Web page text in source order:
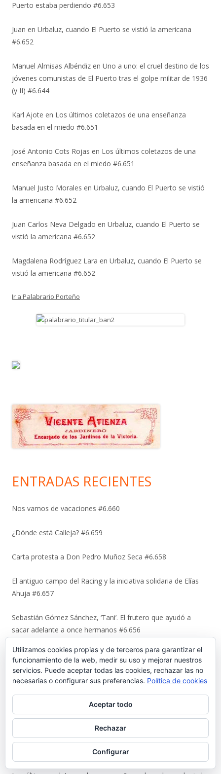
Puerto estaba perdiendo #6.653
Juan en Urbaluz, cuando El Puerto se vistió la americana
#6.652
Manuel Almisas Albéndiz en Uno a uno: el cruel destino de los
jóvenes comunistas de El Puerto tras el golpe militar de 1936
(y II) #6.644
Karl Ajote en Los últimos coletazos de una enseñanza
basada en el miedo #6.651
José Antonio Cots Rojas en Los últimos coletazos de una
enseñanza basada en el miedo #6.651
Manuel Justo Morales en Urbaluz, cuando El Puerto se vistió
la americana #6.652
Juan Carlos Neva Delgado en Urbaluz, cuando El Puerto se
vistió la americana #6.652
Magdalena Rodríguez Lara en Urbaluz, cuando El Puerto se
vistió la americana #6.652
Ir a Palabrario Porteño
ENTRADAS RECIENTES
Nos vamos de vacaciones #6.660
¿Dónde está Calleja? #6.659
Carta protesta a Don Pedro Muñoz Seca #6.658
El antiguo campo del Racing y la iniciativa solidaria de Elías
Ahuja #6.657
Sebastián Gómez Sánchez, ‘Tani’. El frutero que ayudó a
sacar adelante a once hermanos #6.656
La viñeta de Alberto Castrelo. Se hacen fiestas a domicilio
#6.655
Luis Suárez Ávila y Pepita Lena: una tertulia de 2004 sobre el
centro histórico que El Puerto estaba perdiendo #6.653
Urbaluz, cuando El Puerto se vistió la americana #6.652
Utilizamos cookies propias y de terceros para garantizar el
funcionamiento de la web, medir su uso y mejorar nuestros
servicios. Puede aceptar todas las cookies, rechazar las no
necesarias o configurar sus preferencias. Política de cookies
Aceptar todo
Rechazar
Configurar